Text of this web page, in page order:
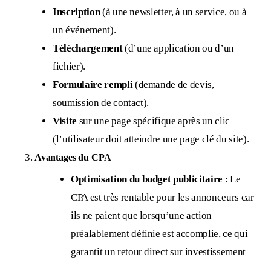
Inscription(à une newsletter, à un service, ou à
un événement).
Téléchargement(d’une application ou d’un
fichier).
Formulaire rempli (demande de devis,
soumission de contact).
Visite sur une page spécifique après un clic
(l’utilisateur doit atteindre une page clé du site).
Avantages du CPA
Optimisation du budget publicitaire : Le
CPA est très rentable pour les annonceurs car
ils ne paient que lorsqu’une action
préalablement définie est accomplie, ce qui
garantit un retour direct sur investissement